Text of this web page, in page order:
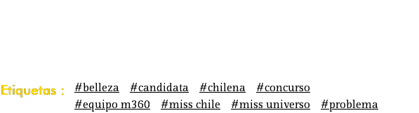
Etiquetas : #belleza #candidata #chilena
#concurso
#equipo m360
#miss chile #miss universo
#problema